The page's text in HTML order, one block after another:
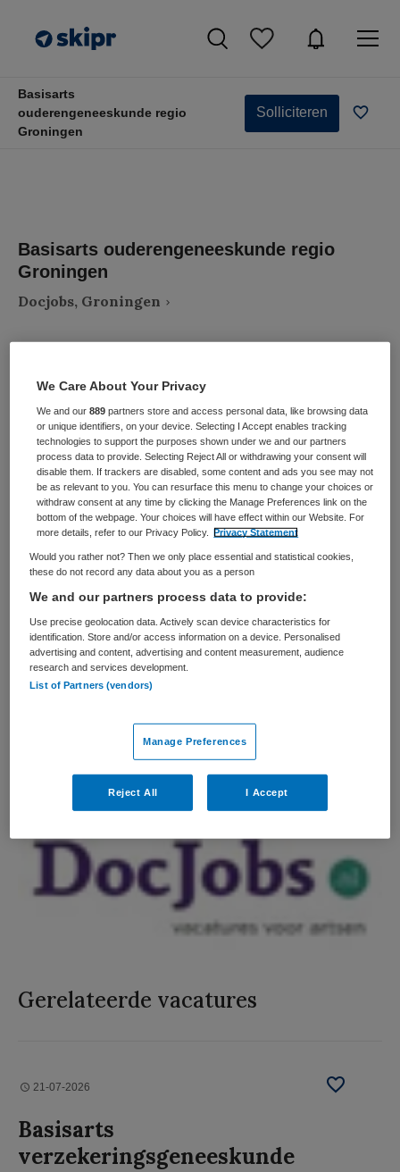
Basisarts
ouderengeneeskunde regio
Groningen
Solliciteren
Basisarts ouderengeneeskunde regio
Groningen
Docjobs, Groningen
VAKGEBIED
Artsen
FUNCTIE
Basisarts
BRANCHE
Instelling/tehuis
AANSTELLING
Tijdelijk dienstverband
PLAATSINGSDATUM
15 oktober 2025
NIVEAU
WO
ERVARING
Niet nader bepaald
DIENSTVERBAND
Fulltime
Vacature niet beschikbaar
Deze vacature Basisarts ouderengeneeskunde regio
Gerelateerde vacatures
21-07-2026
Basisarts
verzekeringsgeneeskunde
We Care About Your Privacy
We and our889 partners store and access personal data, like browsing data
or unique identifiers, on your device. Selecting I Accept enables tracking
technologies to support the purposes shown under we and our partners
process data to provide. Selecting Reject All or withdrawing your consent will
disable them. If trackers are disabled, some content and ads you see may not
be as relevant to you. You can resurface this menu to change your choices or
withdraw consent at any time by clicking the Manage Preferences link on the
bottom of the webpage. Your choices will have effect within our Website. For
more details, refer to our Privacy Policy.
Privacy Statement
Would you rather not? Then we only place essential and statistical cookies,
these do not record any data about you as a person
We and our partners process data to provide:
Use precise geolocation data. Actively scan device characteristics for
identification. Store and/or access information on a device. Personalised
advertising and content, advertising and content measurement, audience
research and services development.
List of Partners (vendors)
Manage Preferences
Reject All I Accept